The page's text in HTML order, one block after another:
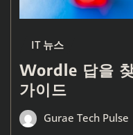
IT 뉴스
Wordle 답을
가이드
Gurae Tech Pulse